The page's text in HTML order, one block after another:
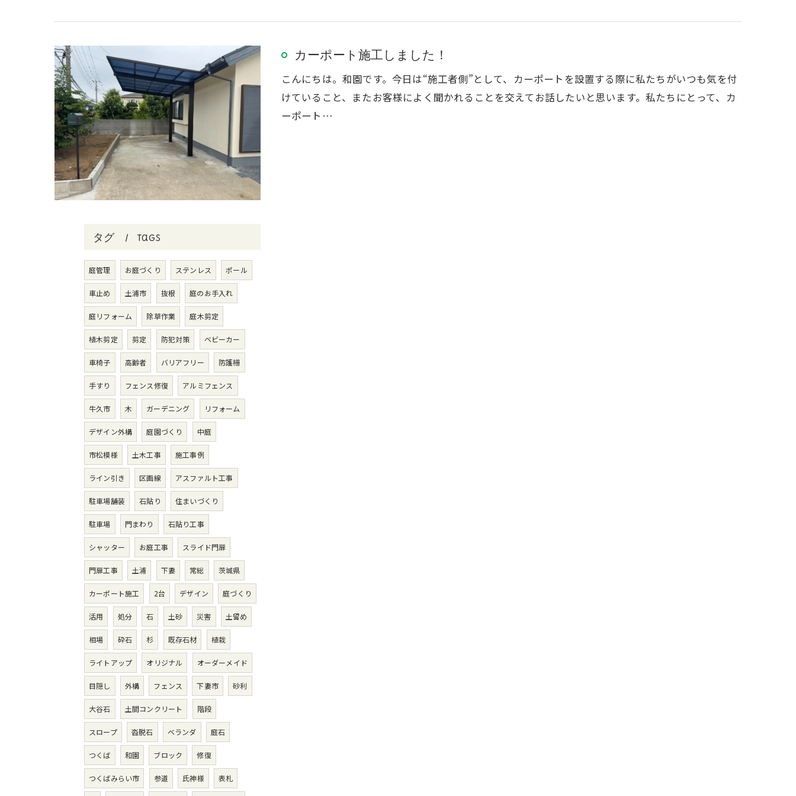
カーポート施工しました！
こんにちは。和園です。今日は“施工者側”として、カーポートを設置する際に私たちがいつも気を付
けていること、またお客様によく聞かれることを交えてお話したいと思います。私たちにとって、カ
ーポート…
タグ Tags
庭管理 お庭づくり ステンレス ポール
車止め 土浦市 抜根 庭のお手入れ
庭リフォーム 除草作業 庭木剪定
植木剪定 剪定 防犯対策 ベビーカー
車椅子 高齢者 バリアフリー 防護柵
手すり フェンス修復 アルミフェンス
牛久市 木 ガーデニング リフォーム
デザイン外構 庭園づくり 中庭
市松模様 土木工事 施工事例
ライン引き 区画線 アスファルト工事
駐車場舗装 石貼り 住まいづくり
駐車場 門まわり 石貼り工事
シャッター お庭工事 スライド門扉
門扉工事 土浦 下妻 常総 茨城県
カーポート施工 2台 デザイン 庭づくり
活用 処分 石 土砂 災害 土留め
相場 砕石 杉 既存石材 植栽
ライトアップ オリジナル オーダーメイド
目隠し 外構 フェンス 下妻市 砂利
大谷石 土間コンクリート 階段
スロープ 沓脱石 ベランダ 庭石
つくば 和園 ブロック 修復
つくばみらい市 参道 氏神様 表札